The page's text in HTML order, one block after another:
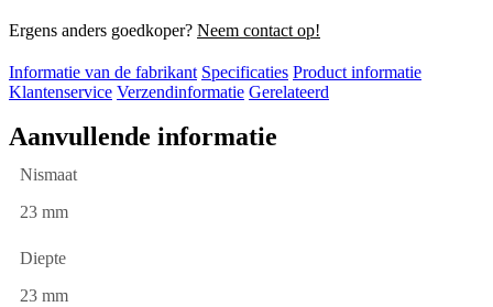
Ergens anders goedkoper? Neem contact op!
Informatie van de fabrikant Specificaties Product informatie
Klantenservice Verzendinformatie Gerelateerd
Aanvullende informatie
Nismaat
23 mm
Diepte
23 mm